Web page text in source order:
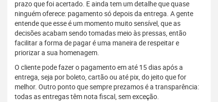
prazo que foi acertado. E ainda tem um detalhe que quase
ninguém oferece: pagamento só depois da entrega. A gente
entende que esse é um momento muito sensível, que as
decisões acabam sendo tomadas meio às pressas, então
facilitar a forma de pagar é uma maneira de respeitar e
priorizar a sua homenagem.
O cliente pode fazer o pagamento em até 15 dias após a
entrega, seja por boleto, cartão ou até pix, do jeito que for
melhor. Outro ponto que sempre prezamos é a transparência:
todas as entregas têm nota fiscal, sem exceção.